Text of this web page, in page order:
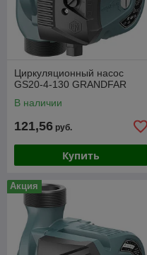
Циркуляционный насос
GS20-4-130 GRANDFAR
В наличии
121,56 руб.
Купить
Акция